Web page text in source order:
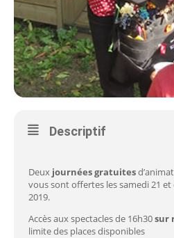
Descriptif
Deux journées gratuites
vous sont offertes les samedi 21
2019.
Accès aux spectacles de 16h30sur
limite des places disponibles